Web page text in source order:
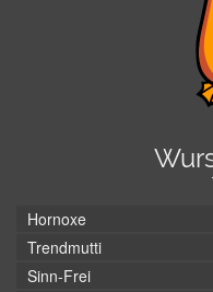
Hornoxe
Trendmutti
Sinn-Frei